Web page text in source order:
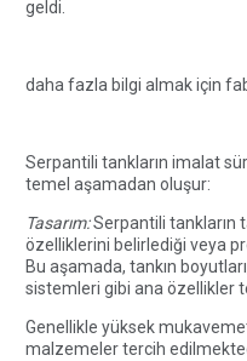
geldi.
daha fazla bilgi almak için
Serpantili tankların imalat
temel aşamadan oluşur:
Tasarım:Serpantili tankların
özelliklerini belirlediği veya
Bu aşamada, tankın
sistemleri gibi ana özellikler
Genellikle yüksek
malzemeler tercih